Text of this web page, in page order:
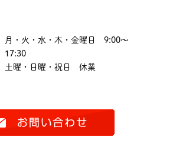
月・火・水・木・金曜日 9:00～
17:30
土曜・日曜・祝日 休業